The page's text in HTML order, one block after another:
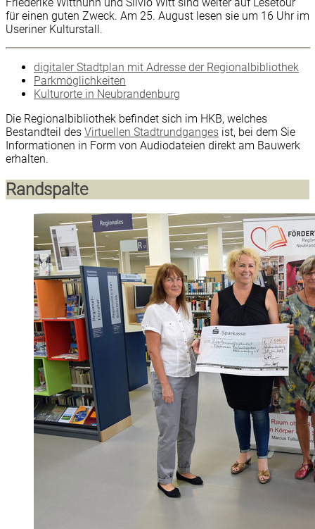
für einen guten Zweck. Am 25. August lesen sie um 16 Uhr im
Useriner Kulturstall.
digitaler Stadtplan mit Adresse der Regionalbibliothek
Parkmöglichkeiten
Kulturorte in Neubrandenburg
Die Regionalbibliothek befindet sich im HKB, welches
Bestandteil des Virtuellen Stadtrundganges ist, bei dem Sie
Informationen in Form von Audiodateien direkt am Bauwerk
erhalten.
Randspalte